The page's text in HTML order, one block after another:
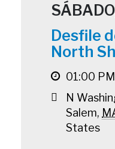
Desfile
North
01:00
N
Salem,
States